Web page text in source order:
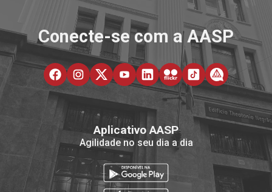
Conecte-se com a AASP
Aplicativo AASP
Agilidade no seu dia a dia